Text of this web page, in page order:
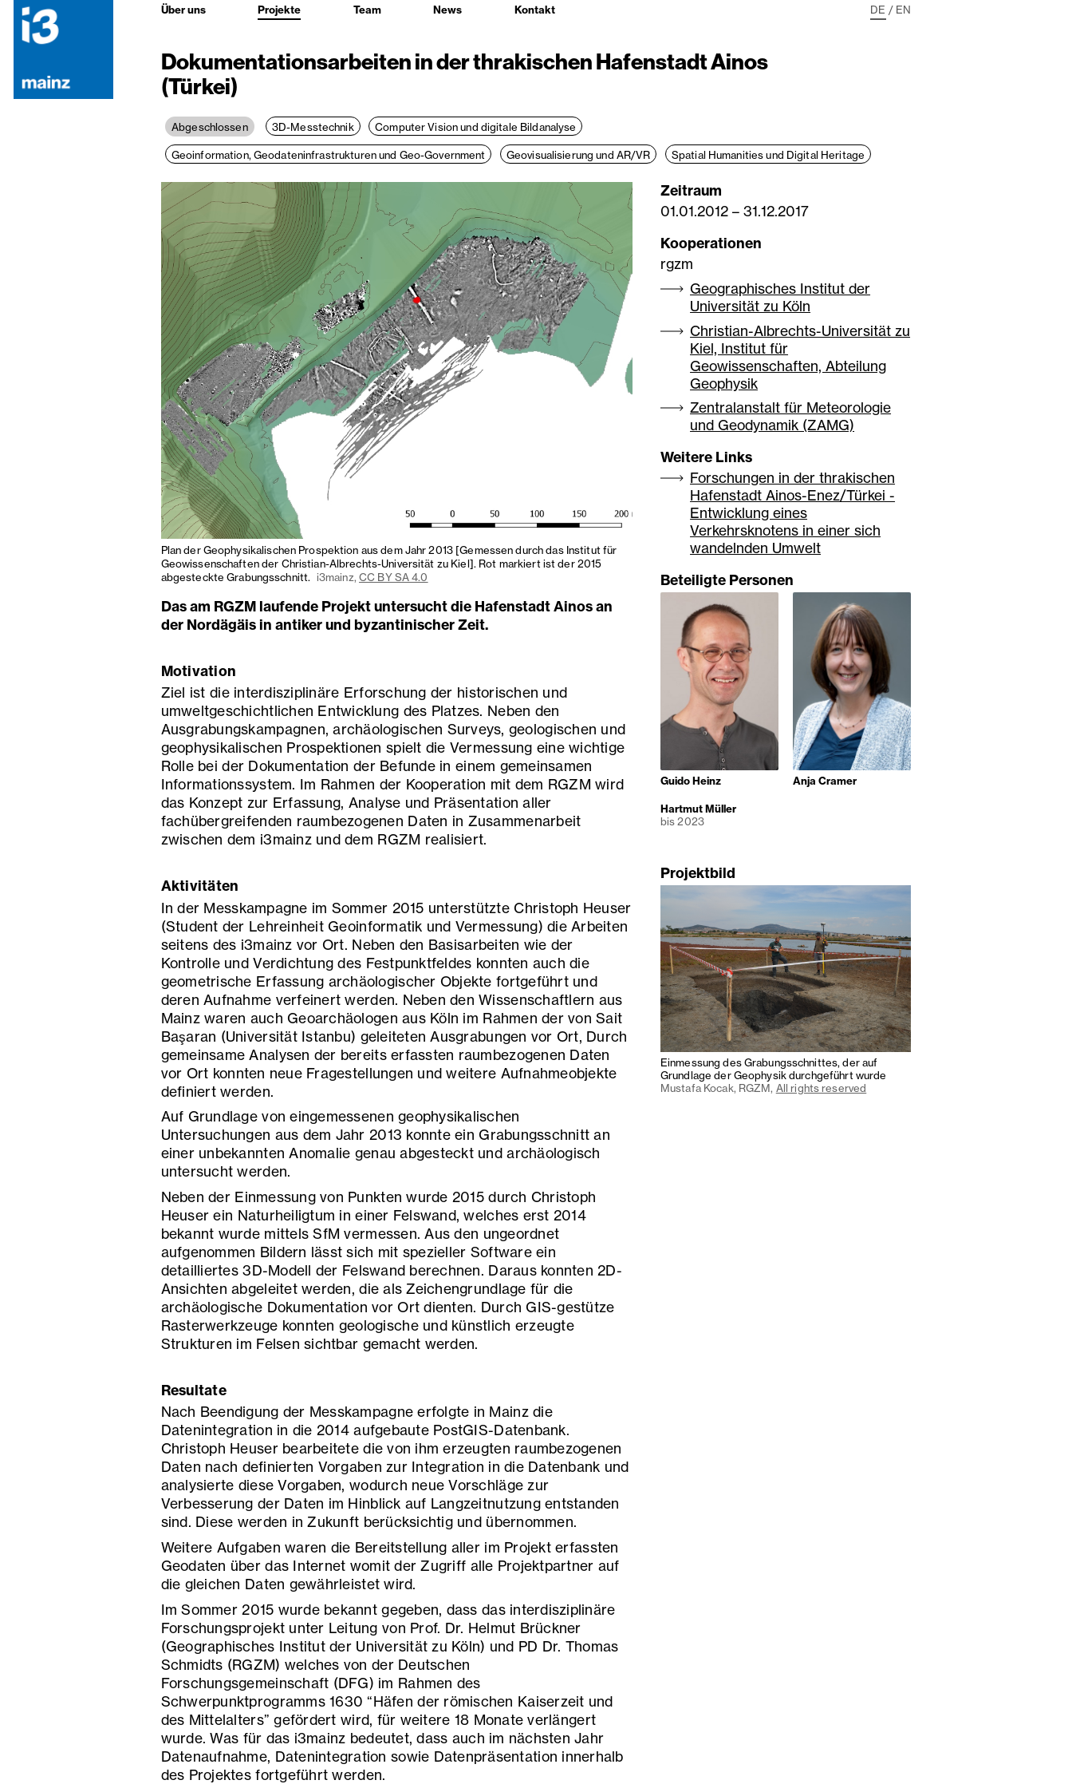
Über uns Projekte Team News Kontakt DE / EN
Dokumentationsarbeiten in der thrakischen Hafenstadt Ainos
(Türkei)
Abgeschlossen 3D-Messtechnik Computer Vision und digitale Bildanalyse
Geoinformation, Geodateninfrastrukturen und Geo-Government Geovisualisierung und AR/VR Spatial Humanities und Digital Heritage
Plan der Geophysikalischen Prospektion aus dem Jahr 2013 [Gemessen durch das Institut für
Geowissenschaften der Christian-Albrechts-Universität zu Kiel]. Rot markiert ist der 2015
abgesteckte Grabungsschnitt. i3mainz, CC BY SA 4.0
Das am RGZM laufende Projekt untersucht die Hafenstadt Ainos an
der Nordägäis in antiker und byzantinischer Zeit.
Motivation
Ziel ist die interdisziplinäre Erforschung der historischen und
umweltgeschichtlichen Entwicklung des Platzes. Neben den
Ausgrabungskampagnen, archäologischen Surveys, geologischen und
geophysikalischen Prospektionen spielt die Vermessung eine wichtige
Rolle bei der Dokumentation der Befunde in einem gemeinsamen
Informationssystem. Im Rahmen der Kooperation mit dem RGZM wird
das Konzept zur Erfassung, Analyse und Präsentation aller
fachübergreifenden raumbezogenen Daten in Zusammenarbeit
zwischen dem i3mainz und dem RGZM realisiert.
Aktivitäten
In der Messkampagne im Sommer 2015 unterstützte Christoph Heuser
(Student der Lehreinheit Geoinformatik und Vermessung) die Arbeiten
seitens des i3mainz vor Ort. Neben den Basisarbeiten wie der
Kontrolle und Verdichtung des Festpunktfeldes konnten auch die
geometrische Erfassung archäologischer Objekte fortgeführt und
deren Aufnahme verfeinert werden. Neben den Wissenschaftlern aus
Mainz waren auch Geoarchäologen aus Köln im Rahmen der von Sait
Başaran (Universität Istanbu) geleiteten Ausgrabungen vor Ort, Durch
gemeinsame Analysen der bereits erfassten raumbezogenen Daten
vor Ort konnten neue Fragestellungen und weitere Aufnahmeobjekte
definiert werden.
Auf Grundlage von eingemessenen geophysikalischen
Untersuchungen aus dem Jahr 2013 konnte ein Grabungsschnitt an
einer unbekannten Anomalie genau abgesteckt und archäologisch
untersucht werden.
Neben der Einmessung von Punkten wurde 2015 durch Christoph
Heuser ein Naturheiligtum in einer Felswand, welches erst 2014
bekannt wurde mittels SfM vermessen. Aus den ungeordnet
aufgenommen Bildern lässt sich mit spezieller Software ein
detailliertes 3D-Modell der Felswand berechnen. Daraus konnten 2D-
Ansichten abgeleitet werden, die als Zeichengrundlage für die
archäologische Dokumentation vor Ort dienten. Durch GIS-gestütze
Rasterwerkzeuge konnten geologische und künstlich erzeugte
Strukturen im Felsen sichtbar gemacht werden.
Resultate
Nach Beendigung der Messkampagne erfolgte in Mainz die
Datenintegration in die 2014 aufgebaute PostGIS-Datenbank.
Christoph Heuser bearbeitete die von ihm erzeugten raumbezogenen
Daten nach definierten Vorgaben zur Integration in die Datenbank und
analysierte diese Vorgaben, wodurch neue Vorschläge zur
Verbesserung der Daten im Hinblick auf Langzeitnutzung entstanden
sind. Diese werden in Zukunft berücksichtig und übernommen.
Weitere Aufgaben waren die Bereitstellung aller im Projekt erfassten
Geodaten über das Internet womit der Zugriff alle Projektpartner auf
die gleichen Daten gewährleistet wird.
Im Sommer 2015 wurde bekannt gegeben, dass das interdisziplinäre
Forschungsprojekt unter Leitung von Prof. Dr. Helmut Brückner
(Geographisches Institut der Universität zu Köln) und PD Dr. Thomas
Schmidts (RGZM) welches von der Deutschen
Forschungsgemeinschaft (DFG) im Rahmen des
Schwerpunktprogramms 1630 “Häfen der römischen Kaiserzeit und
des Mittelalters” gefördert wird, für weitere 18 Monate verlängert
wurde. Was für das i3mainz bedeutet, dass auch im nächsten Jahr
Datenaufnahme, Datenintegration sowie Datenpräsentation innerhalb
des Projektes fortgeführt werden.
Zeitraum
01.01.2012– 31.12.2017
Kooperationen
rgzm
Geographisches Institut der
Universität zu Köln
Christian-Albrechts-Universität zu
Kiel, Institut für
Geowissenschaften, Abteilung
Geophysik
Zentralanstalt für Meteorologie
und Geodynamik (ZAMG)
Weitere Links
Forschungen in der thrakischen
Hafenstadt Ainos-Enez/Türkei -
Entwicklung eines
Verkehrsknotens in einer sich
wandelnden Umwelt
Beteiligte Personen
Guido Heinz Anja Cramer
Hartmut Müller
bis 2023
Projektbild
Einmessung des Grabungsschnittes, der auf
Grundlage der Geophysik durchgeführt wurde
Mustafa Kocak, RGZM, All rights reserved